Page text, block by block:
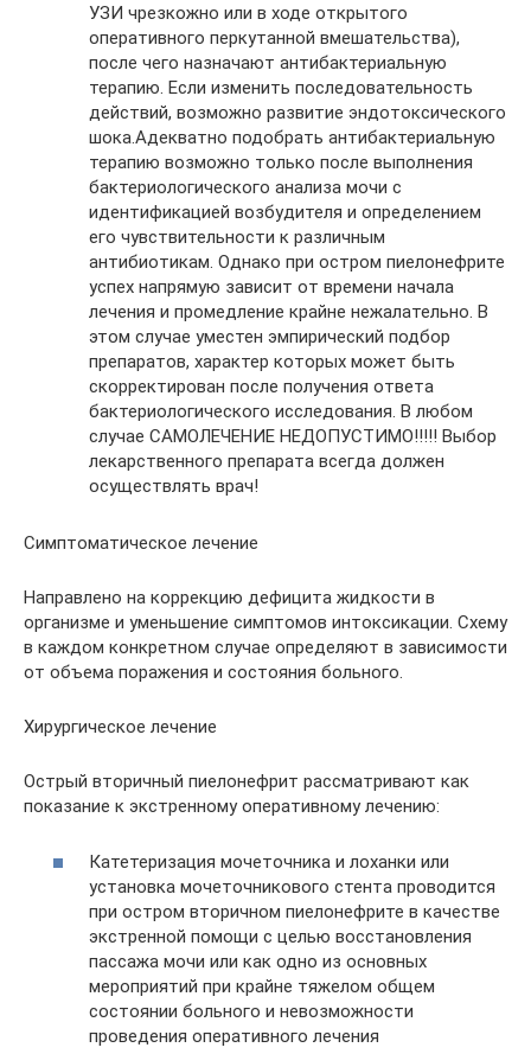
УЗИ чрезкожно или в ходе открытого
оперативного перкутанной вмешательства),
после чего назначают антибактериальную
терапию. Если изменить последовательность
действий, возможно развитие эндотоксического
шока.Адекватно подобрать антибактериальную
терапию возможно только после выполнения
бактериологического анализа мочи с
идентификацией возбудителя и определением
его чувствительности к различным
антибиотикам. Однако при остром пиелонефрите
успех напрямую зависит от времени начала
лечения и промедление крайне нежалательно. В
этом случае уместен эмпирический подбор
препаратов, характер которых может быть
скорректирован после получения ответа
бактериологического исследования. В любом
случае САМОЛЕЧЕНИЕ НЕДОПУСТИМО!!!!! Выбор
лекарственного препарата всегда должен
осуществлять врач!
Симптоматическое лечение
Направлено на коррекцию дефицита жидкости в
организме и уменьшение симптомов интоксикации. Схему
в каждом конкретном случае определяют в зависимости
от объема поражения и состояния больного.
Хирургическое лечение
Острый вторичный пиелонефрит рассматривают как
показание к экстренному оперативному лечению:
Катетеризация мочеточника и лоханки или
установка мочеточникового стента проводится
при остром вторичном пиелонефрите в качестве
экстренной помощи с целью восстановления
пассажа мочи или как одно из основных
мероприятий при крайне тяжелом общем
состоянии больного и невозможности
проведения оперативного лечения